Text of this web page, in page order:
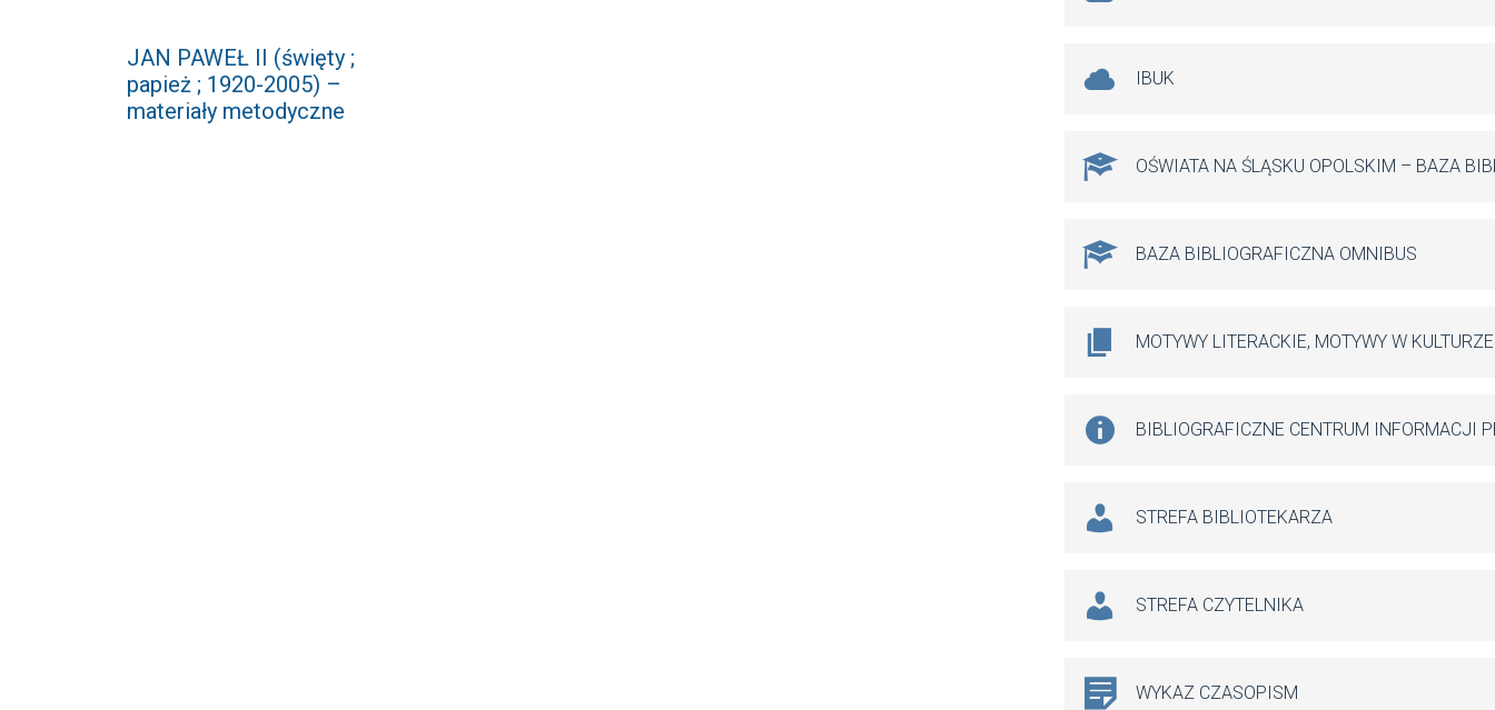
JAN PAWEŁ II (święty ;
papież ; 1920-2005) –
materiały metodyczne
IBUK
OŚWIATA NA ŚLĄSKU OPOLSKIM – BAZA
BAZA BIBLIOGRAFICZNA OMNIBUS
MOTYWY LITERACKIE, MOTYWY W KULTURZE
BIBLIOGRAFICZNE CENTRUM INFORMACJI
STREFA BIBLIOTEKARZA
STREFA CZYTELNIKA
WYKAZ CZASOPISM